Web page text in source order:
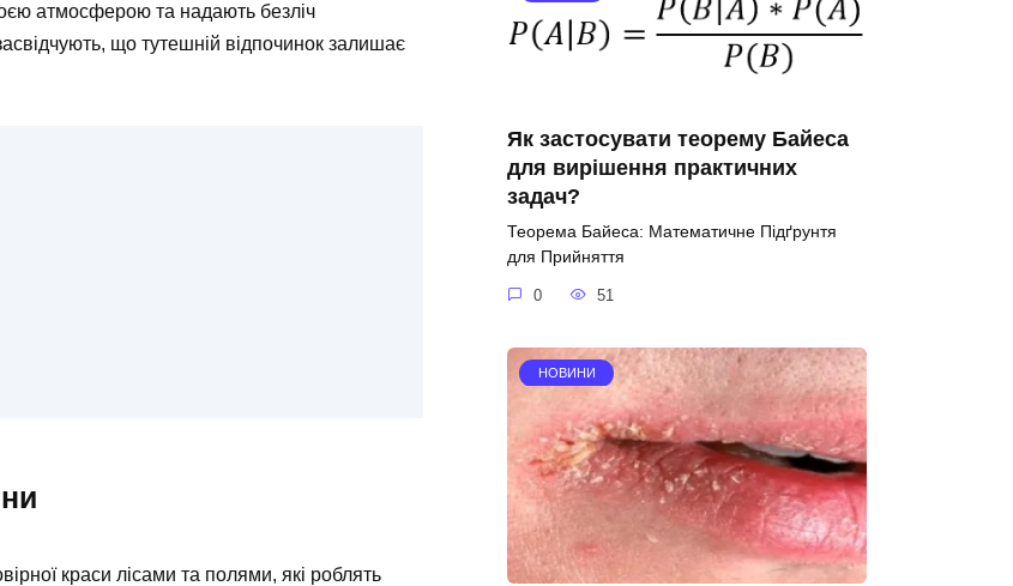
атмосферою та надають безліч
що тутешній відпочинок залишає
краси лісами та полями, які роблять
Як застосувати теорему Байеса
для вирішення практичних
задач?
Теорема Байеса: Математичне Підґрунтя
для Прийняття
0 51
НОВИНИ